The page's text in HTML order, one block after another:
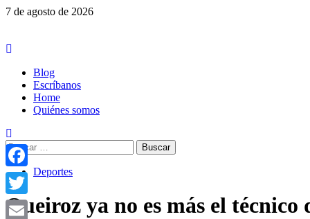
Saltar
7 de agosto de 2026
Blog
Escríbanos
Home
Quiénes somos
Buscar:
Deportes
Queiroz ya no es más el
Facebook
Twitter